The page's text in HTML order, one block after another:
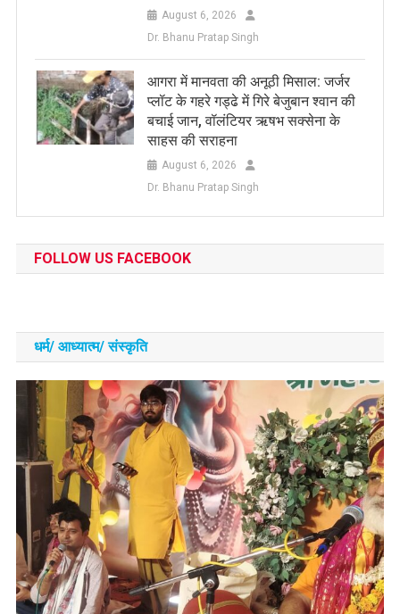
August 6, 2026
Dr. Bhanu Pratap Singh
आगरा में मानवता की अनूठी मिसाल: जर्जर
प्लॉट के गहरे गड्ढे में गिरे बेजुबान श्वान की
बचाई जान, वॉलंटियर ऋषभ सक्सेना के
साहस की सराहना
August 6, 2026
Dr. Bhanu Pratap Singh
FOLLOW US FACEBOOK
धर्म/ आध्‍यात्‍म/ संस्‍कृति